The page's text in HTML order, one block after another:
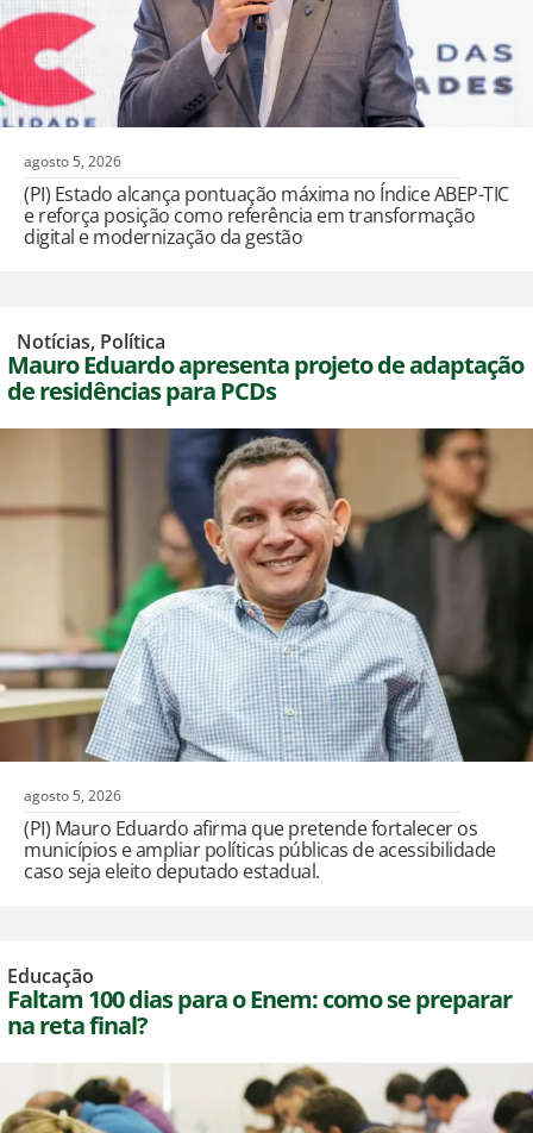
agosto 5, 2026
(PI) Estado alcança pontuação máxima no Índice ABEP-TIC
e reforça posição como referência em transformação
digital e modernização da gestão
Notícias, Política
Mauro Eduardo apresenta projeto de adaptação
de residências para PCDs
agosto 5, 2026
(PI) Mauro Eduardo afirma que pretende fortalecer os
municípios e ampliar políticas públicas de acessibilidade
caso seja eleito deputado estadual.
Educação
Faltam 100 dias para o Enem: como se preparar
na reta final?